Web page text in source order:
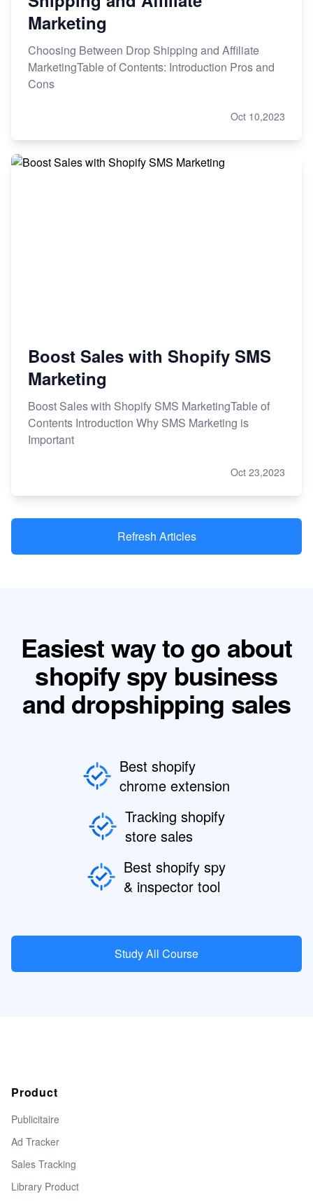
Marketing
Choosing Between Drop Shipping and Affiliate
MarketingTable of Contents: Introduction Pros and
Cons
Oct 10,2023
Boost Sales with Shopify SMS
Marketing
Boost Sales with Shopify SMS MarketingTable of
Contents Introduction Why SMS Marketing is
Important
Oct 23,2023
Refresh Articles
Easiest way to go about
shopify spy business
and dropshipping sales
Best shopify
chrome extension
Tracking shopify
store sales
Best shopify spy
& inspector tool
Study All Course
Product
Publicitaire
Ad Tracker
Sales Tracking
Library Product